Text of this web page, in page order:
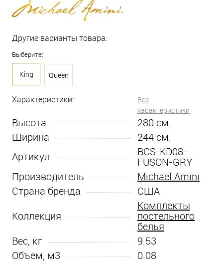
Другие варианты товара:
Выберите:
King Queen
Характеристики:
Все
характеристики
Высота 280 см.
Ширина
244 см.
Артикул
BCS-KD08-
FUSON-GRY
Производитель
Michael Amini
Страна бренда
США
Коллекция
Комплекты
постельного
белья
Вес, кг
9.53
Объем, м3
0.08